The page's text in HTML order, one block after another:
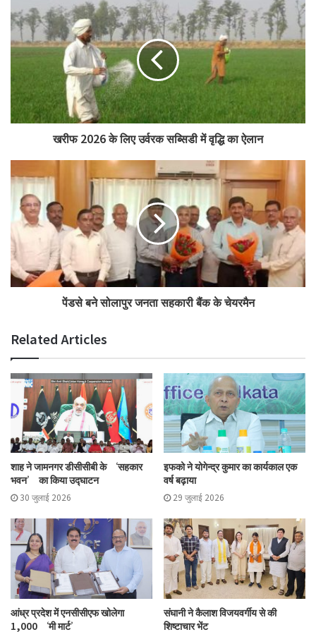
खरीफ 2026 के लिए उर्वरक सब्सिडी में वृद्धि का ऐलान
पेंडसे बने सोलापुर जनता सहकारी बैंक के चेयरमैन
Related Articles
शाह ने जामनगर डीसीसीबी के ‘सहकार
भवन’ का किया उद्घाटन
30 जुलाई 2026
इफको ने योगेन्द्र कुमार का कार्यकाल एक
वर्ष बढ़ाया
29 जुलाई 2026
आंध्र प्रदेश में एनसीसीएफ खोलेगा
1,000 ‘मी मार्ट’
संघानी ने कैलाश विजयवर्गीय से की
शिष्टाचार भेंट